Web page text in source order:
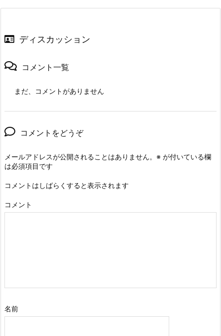
ディスカッション
コメント一覧
まだ、コメントがありません
コメントをどうぞ
メールアドレスが公開されることはありません。 ※ が付いている欄
は必須項目です
コメントはしばらくすると表示されます
コメント
名前